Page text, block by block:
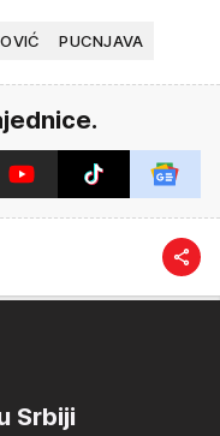
PUCNJAVA
Srbiji